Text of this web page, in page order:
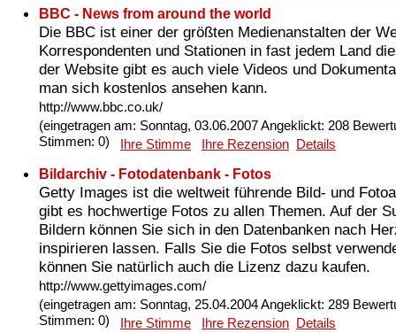
BBC - News from around the world
Die BBC ist einer der größten Medienanstalten der
Korrespondenten und Stationen in fast jedem Land
der Website gibt es auch viele Videos und
man sich kostenlos ansehen kann.
http://www.bbc.co.uk/
(eingetragen am: Sonntag, 03.06.2007 Angeklickt: 208
Stimmen: 0) Ihre Stimme Ihre Rezension Details
Bildarchiv - Fotodatenbank - Fotos
Getty Images ist die weltweit führende Bild- und
gibt es hochwertige Fotos zu allen Themen. Auf der
Bildern können Sie sich in den Datenbanken nach
inspirieren lassen. Falls Sie die Fotos selbst
können Sie natürlich auch die Lizenz dazu kaufen.
http://www.gettyimages.com/
(eingetragen am: Sonntag, 25.04.2004 Angeklickt: 289
Stimmen: 0) Ihre Stimme Ihre Rezension Details